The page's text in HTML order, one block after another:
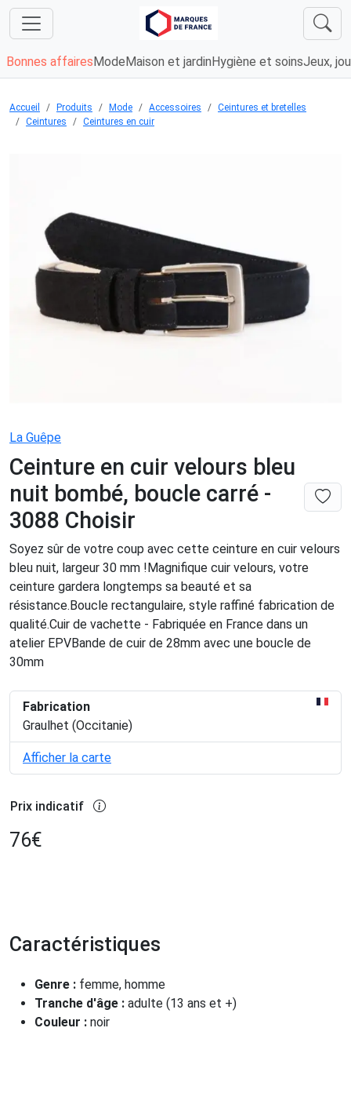
Bonnes affaires Mode Maison et jardin Hygiène et soinsJeux,
Accueil Produits Mode Accessoires
Ceintures et bretelles
Ceintures
Ceintures en cuir
La Guêpe
Ceinture en cuir velours bleu
nuit bombé, boucle carré -
3088 Choisir
Soyez sûr de votre coup avec cette ceinture en cuir velours
bleu nuit, largeur 30 mm !Magnifique cuir velours, votre
ceinture gardera longtemps sa beauté et sa
résistance.Boucle rectangulaire, style raffiné fabrication de
qualité.Cuir de vachette - Fabriquée en France dans un
atelier EPVBande de cuir de 28mm avec une boucle de
30mm
Fabrication
Graulhet (Occitanie)
Afficher la carte
Prix indicatif
76€
Caractéristiques
Genre : femme, homme
Tranche d'âge : adulte (13 ans et +)
Couleur : noir